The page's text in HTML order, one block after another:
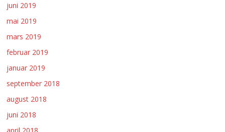
juni 2019
mai 2019
mars 2019
februar 2019
januar 2019
september 2018
august 2018
juni 2018